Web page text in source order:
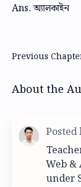
Ans. অ্যালকাইন
About the
Web &
under